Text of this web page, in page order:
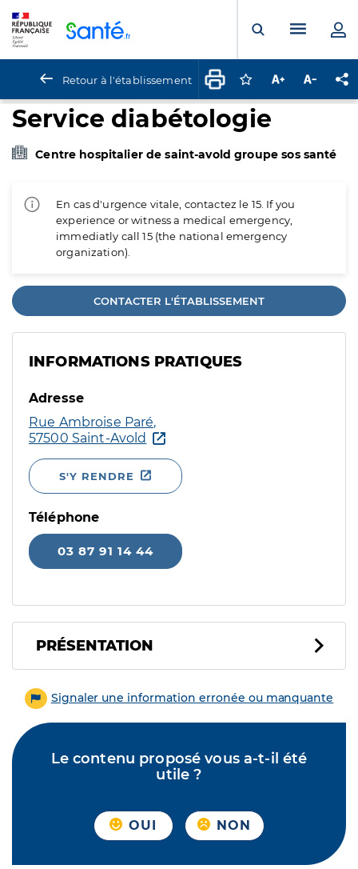
Ouvrir laMenu
Retour à l'établissement Connectez-vous
Augmenter la
Service diabétologie
Centre hospitalier de saint-avold groupe sos santé
En cas d'urgence vitale, contactez le 15. If you
experience or witness a medical emergency,
immediatly call 15 (the national emergency
organization).
CONTACTER L'ÉTABLISSEMENT
INFORMATIONS PRATIQUES
Adresse
Rue Ambroise Paré,
57500 Saint-Avold
S'Y RENDRE
Téléphone
03 87 91 14 44
PRÉSENTATION
Signaler une information erronée ou manquante
Le contenu proposé vous a-t-il été
utile ?
OUI NON